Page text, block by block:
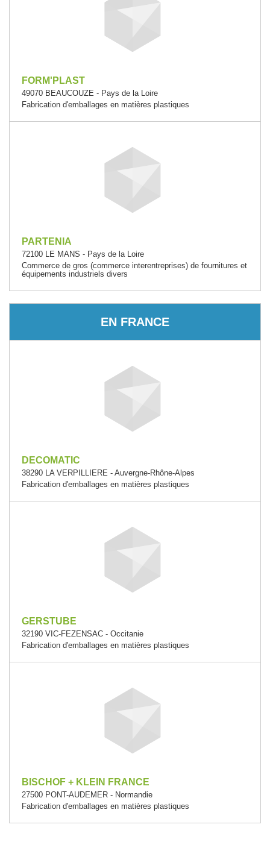
FORM'PLAST
49070 BEAUCOUZE - Pays de la Loire
Fabrication d'emballages en matières plastiques
PARTENIA
72100 LE MANS - Pays de la Loire
Commerce de gros (commerce interentreprises) de fournitures et
équipements industriels divers
EN FRANCE
DECOMATIC
38290 LA VERPILLIERE - Auvergne-Rhône-Alpes
Fabrication d'emballages en matières plastiques
GERSTUBE
32190 VIC-FEZENSAC - Occitanie
Fabrication d'emballages en matières plastiques
BISCHOF + KLEIN FRANCE
27500 PONT-AUDEMER - Normandie
Fabrication d'emballages en matières plastiques